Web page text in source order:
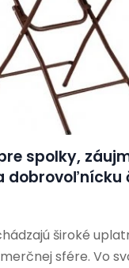
spolky,
dobrovoľnícku
široké
sfére. Vo